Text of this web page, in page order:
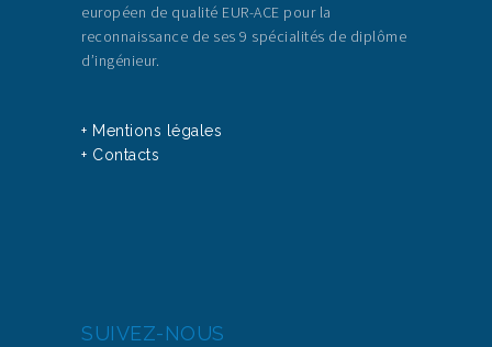
européen de qualité EUR-ACE pour la
reconnaissance de ses 9 spécialités de diplôme
d’ingénieur.
+ Mentions légales
+ Contacts
SUIVEZ-NOUS